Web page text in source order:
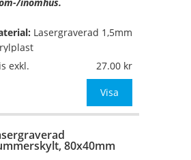
inomhus.
Lasergraverad 1,5mm
9mm (1-4
Helvetica medium
exkl. 27.00
Visa
80x40mm